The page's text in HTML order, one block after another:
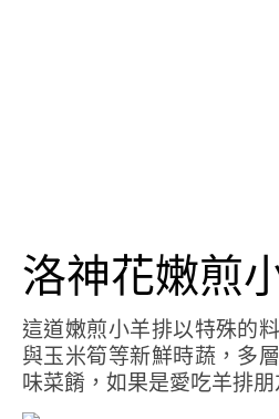
洛神花嫩煎
這道嫩煎小羊排以特殊的
與玉米筍等新鮮時蔬，多
味菜餚，如果是愛吃羊排朋